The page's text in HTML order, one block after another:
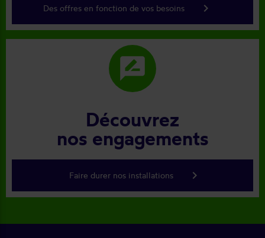
Des offres en fonction de vos besoins keyboard_arrow_right
rate_review
Découvrez
nos engagements
Faire durer nos installations keyboard_arrow_right